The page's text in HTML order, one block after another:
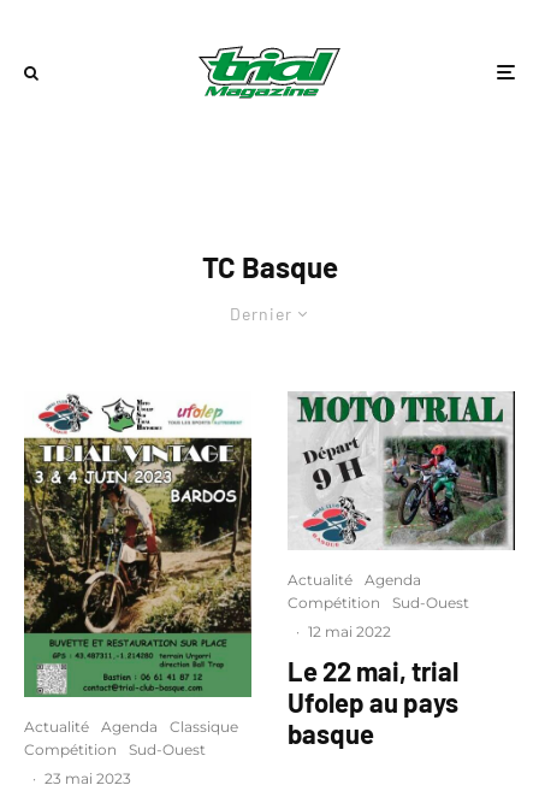
TC Basque
Dernier
Actualité Agenda
Classique
Compétition
Sud-Ouest
· 23 mai 2023
Actualité
Agenda
Compétition
Sud-Ouest
· 12 mai 2022
Le 22 mai, trial
Ufolep au pays
basque